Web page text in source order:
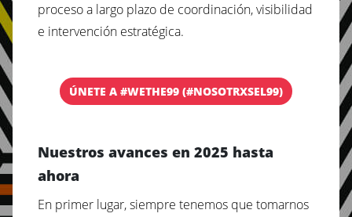
proceso a largo plazo de coordinación, visibilidad
e intervención estratégica.
ÚNETE A #WETHE99 (#NOSOTRXSEL99)
Nuestros avances en 2025 hasta
ahora
En primer lugar, siempre tenemos que tomarnos